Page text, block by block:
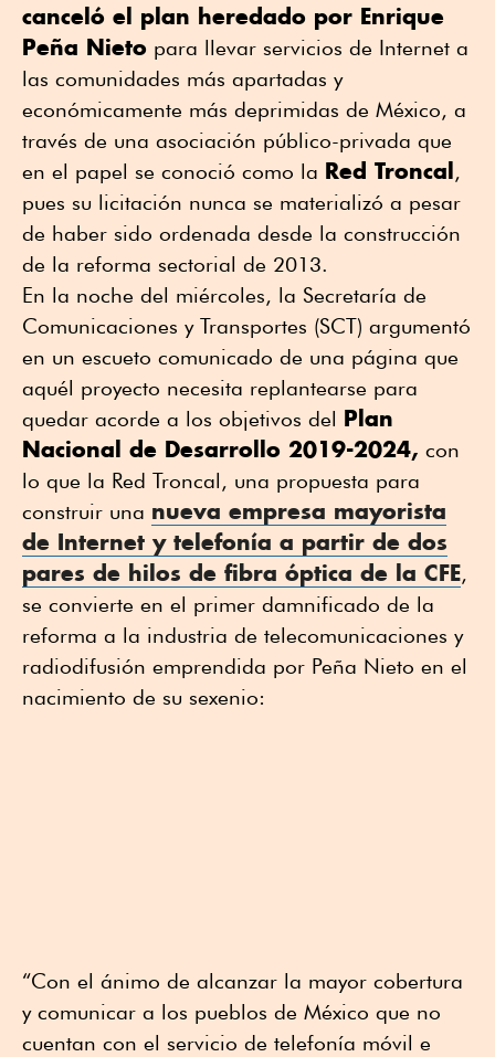
canceló el plan heredado por Enrique
Peña Nieto para llevar servicios de Internet a
las comunidades más apartadas y
económicamente más deprimidas de México, a
través de una asociación público-privada que
en el papel se conoció como la Red Troncal,
pues su licitación nunca se materializó a pesar
de haber sido ordenada desde la construcción
de la reforma sectorial de 2013.
En la noche del miércoles, la Secretaría de
Comunicaciones y Transportes (SCT) argumentó
en un escueto comunicado de una página que
aquél proyecto necesita replantearse para
quedar acorde a los objetivos del Plan
Nacional de Desarrollo 2019-2024, con
lo que la Red Troncal, una propuesta para
construir una nueva empresa mayorista
de Internet y telefonía a partir de dos
pares de hilos de fibra óptica de la CFE,
se convierte en el primer damnificado de la
reforma a la industria de telecomunicaciones y
radiodifusión emprendida por Peña Nieto en el
nacimiento de su sexenio:
“Con el ánimo de alcanzar la mayor cobertura
y comunicar a los pueblos de México que no
cuentan con el servicio de telefonía móvil e